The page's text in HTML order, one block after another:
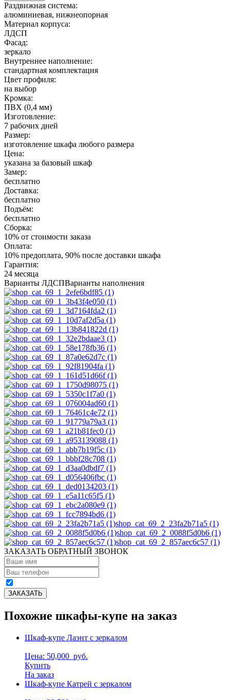
Раздвижная система:
алюминиевая, нижнеопорная
Материал корпуса:
ЛДСП
Фасад:
зеркало
Внутреннее наполнение:
стандартная комплектация
Цвет профиля:
на выбор
Кромка:
ПВХ (0,4 мм)
Изготовление:
7 рабочих дней
Размер:
изготовление шкафа любого размера
Цена:
указана за базовый шкаф
Замер:
бесплатно
Доставка:
бесплатно
Подъём:
бесплатно
Сборка:
10% от стоимости заказа
Оплата:
10% предоплата, 90% после доставки шкафа
Гарантия:
24 месяца
Варианты ЛДСПВарианты наполнения
shop_cat_69_2_23fa2b71a5 (1)
shop_cat_69_2_0088f5d0b6 (1)
shop_cat_69_2_857aec6c57 (1)
ЗАКАЗАТЬ ОБРАТНЫЙ ЗВОНОК
Похожие шкафы-купе на заказ
Шкаф-купе Лаэнт с зеркалом
Цена: 50,000 руб.
Купить
На заказ
Шкаф-купе Катрей с зеркалом